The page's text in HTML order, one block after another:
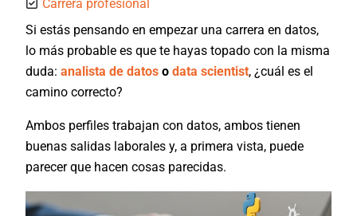
Carrera profesional
Si estás pensando en empezar una carrera en datos,
lo más probable es que te hayas topado con la misma
duda:analista de datos odata scientist, ¿cuál es el
camino correcto?
Ambos perfiles trabajan con datos, ambos tienen
buenas salidas laborales y, a primera vista, puede
parecer que hacen cosas parecidas.